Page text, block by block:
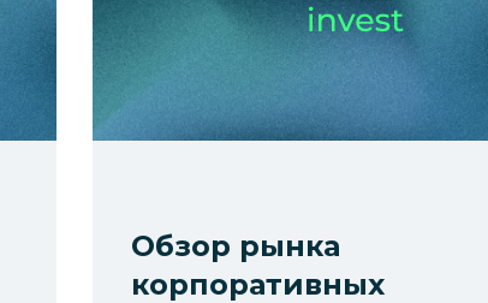
Обзор рынка
корпоративных